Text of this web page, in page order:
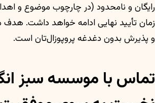
رایگان و نامحدود (در چارچوب موضوع و
زمان تأیید نهایی ادامه خواهد داشت.
و پذیرش بدون دغدغه پروپوزال‌تان است.
تماس با موسسه سبز